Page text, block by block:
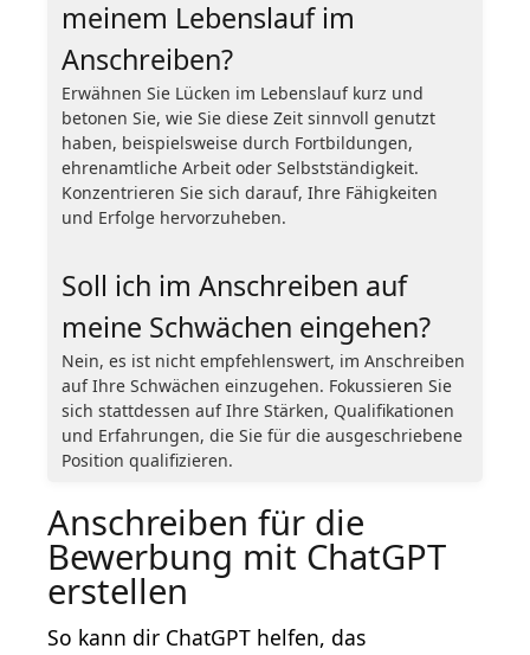
meinem Lebenslauf im
Anschreiben?
Erwähnen Sie Lücken im Lebenslauf kurz und
betonen Sie, wie Sie diese Zeit sinnvoll genutzt
haben, beispielsweise durch Fortbildungen,
ehrenamtliche Arbeit oder Selbstständigkeit.
Konzentrieren Sie sich darauf, Ihre Fähigkeiten
und Erfolge hervorzuheben.
Soll ich im Anschreiben auf
meine Schwächen eingehen?
Nein, es ist nicht empfehlenswert, im Anschreiben
auf Ihre Schwächen einzugehen. Fokussieren Sie
sich stattdessen auf Ihre Stärken, Qualifikationen
und Erfahrungen, die Sie für die ausgeschriebene
Position qualifizieren.
Anschreiben für die
Bewerbung mit ChatGPT
erstellen
So kann dir ChatGPT helfen, das